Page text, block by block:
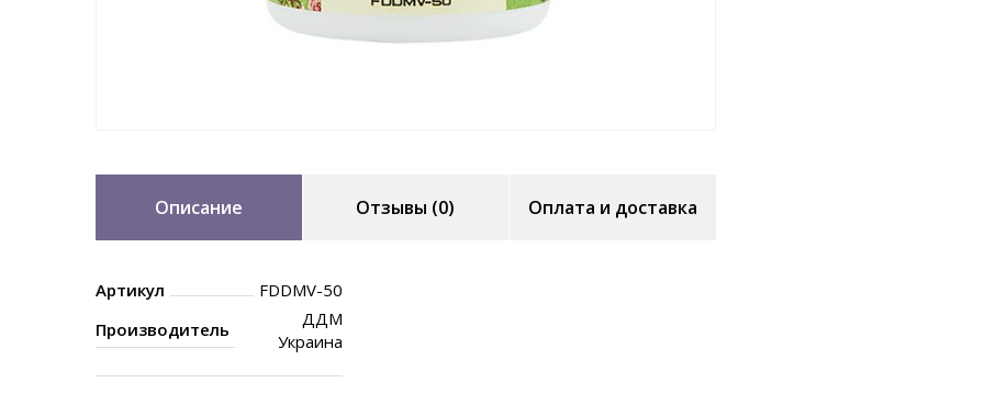
Описание Отзывы (0) Оплата и доставка
Артикул
FDDMV-50
Производитель
ДДМ
Украина